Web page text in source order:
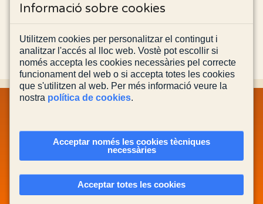
POLÍTICA DE COOKIES
CONTACTA'NS
Actualitzada el
Informació sobre cookies
Utilitzem cookies per personalitzar el contingut i
analitzar l'accés al lloc web. Vostè pot escollir si
només accepta les cookies necessàries pel correcte
funcionament del web o si accepta totes les cookies
que s'utilitzen al web. Per més informació veure la
nostra política de cookies.
Acceptar només les cookies tècniques
necessàries
Acceptar totes les cookies